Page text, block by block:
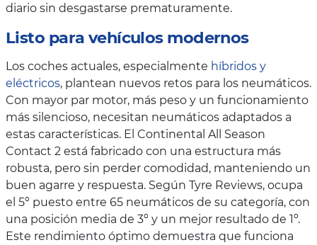
diario sin desgastarse prematuramente.
Listo para vehículos modernos
Los coches actuales, especialmente híbridos y
eléctricos, plantean nuevos retos para los neumáticos.
Con mayor par motor, más peso y un funcionamiento
más silencioso, necesitan neumáticos adaptados a
estas características. El Continental All Season
Contact 2 está fabricado con una estructura más
robusta, pero sin perder comodidad, manteniendo un
buen agarre y respuesta. Según Tyre Reviews, ocupa
el 5º puesto entre 65 neumáticos de su categoría, con
una posición media de 3º y un mejor resultado de 1º.
Este rendimiento óptimo demuestra que funciona